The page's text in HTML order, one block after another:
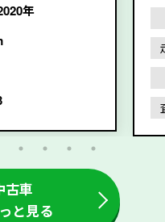
年
古車
と見る